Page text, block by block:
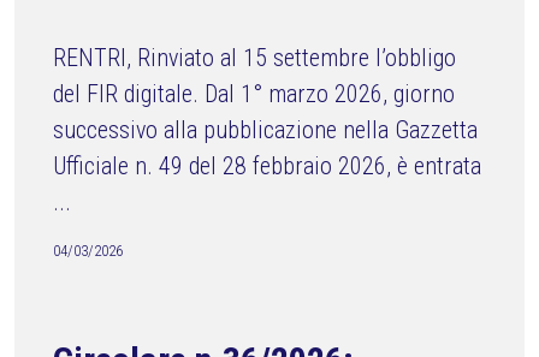
RENTRI, Rinviato al 15 settembre l’obbligo
del FIR digitale. Dal 1° marzo 2026, giorno
successivo alla pubblicazione nella Gazzetta
Ufficiale n. 49 del 28 febbraio 2026, è entrata
...
04/03/2026